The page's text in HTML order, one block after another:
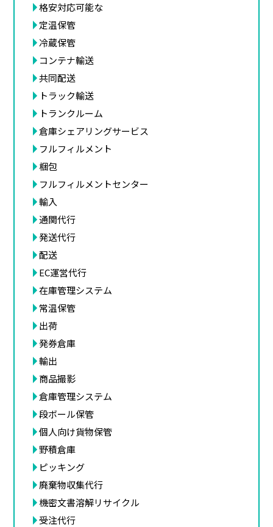
格安対応可能な
定温保管
冷蔵保管
コンテナ輸送
共同配送
トラック輸送
トランクルーム
倉庫シェアリングサービス
フルフィルメント
梱包
フルフィルメントセンター
輸入
通関代行
発送代行
配送
EC運営代行
在庫管理システム
常温保管
出荷
発券倉庫
輸出
商品撮影
倉庫管理システム
段ボール保管
個人向け貨物保管
野積倉庫
ピッキング
廃棄物収集代行
機密文書溶解リサイクル
受注代行